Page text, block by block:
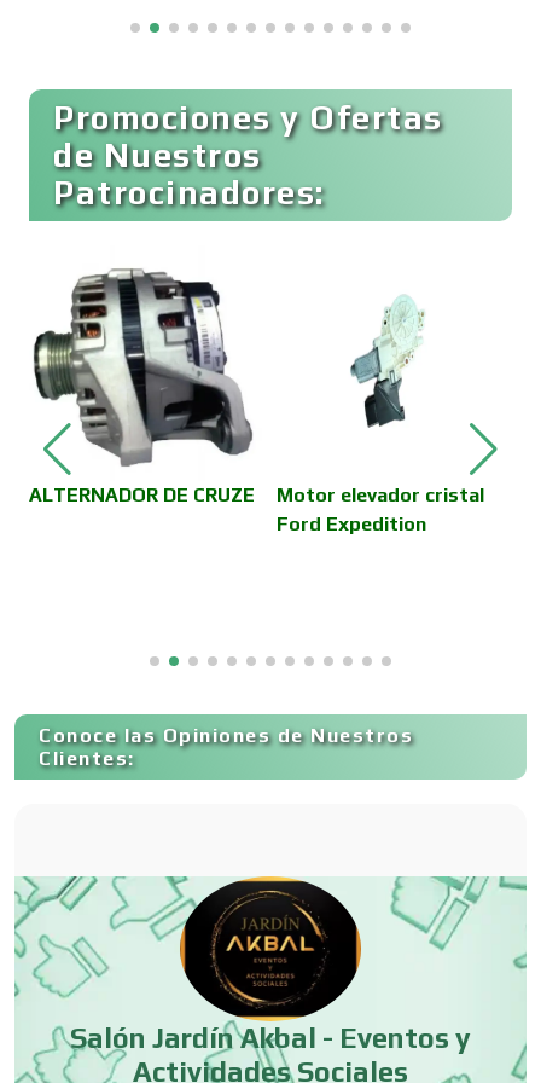
Cafeterías
Cajas de Ahorro
Cámaras de Comercio
Camiones para Fletes
Capacitación
Carnicerías
Centros Comerciales
Centros de Espectáculos
Promociones y Ofertas
de Nuestros
Patrocinadores:
ALTERNADOR DE CRUZE
Motor elevador cristal
Ford Expedition
Conoce las Opiniones de Nuestros
Clientes:
Salón Jardín Akbal - Eventos y
Actividades Sociales